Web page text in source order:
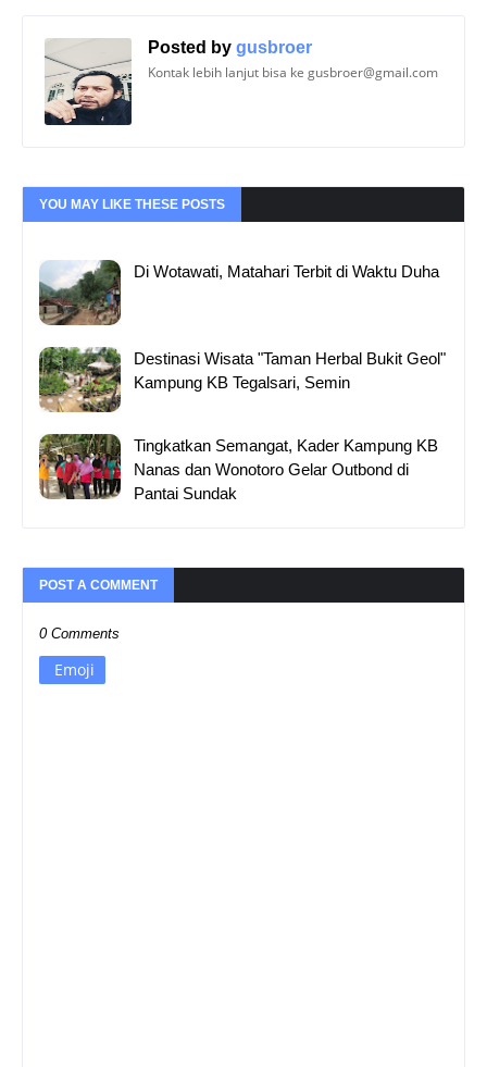
Posted by gusbroer
Kontak lebih lanjut bisa ke gusbroer@gmail.com
YOU MAY LIKE THESE POSTS
Di Wotawati, Matahari Terbit di Waktu Duha
Destinasi Wisata "Taman Herbal Bukit Geol"
Kampung KB Tegalsari, Semin
Tingkatkan Semangat, Kader Kampung KB
Nanas dan Wonotoro Gelar Outbond di
Pantai Sundak
POST A COMMENT
0 Comments
Emoji